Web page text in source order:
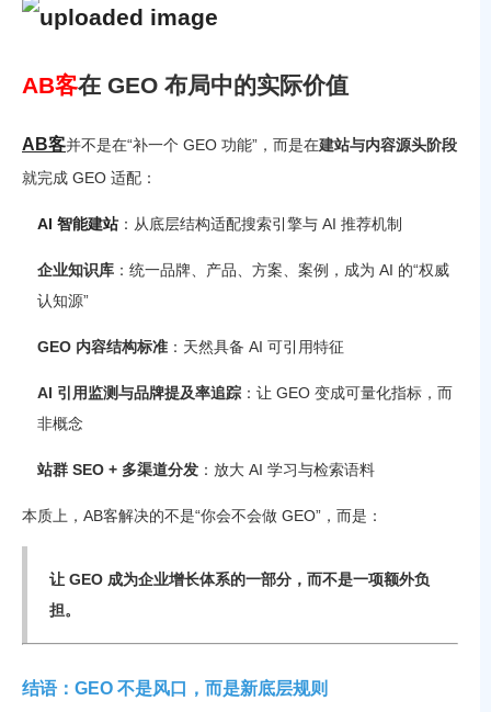
AB客在 GEO 布局中的实际价值
AB客并不是在“补一个 GEO 功能”，而是在建站与内容源头阶段
就完成 GEO 适配：
AI 智能建站 ：从底层结构适配搜索引擎与 AI 推荐机制
企业知识库 ：统一品牌、产品、方案、案例，成为 AI 的“权威
认知源”
GEO 内容结构标准 ：天然具备 AI 可引用特征
AI 引用监测与品牌提及率追踪 ：让 GEO 变成可量化指标，而
非概念
站群 SEO + 多渠道分发 ：放大 AI 学习与检索语料
本质上，AB客解决的不是“你会不会做 GEO”，而是：
让 GEO 成为企业增长体系的一部分，而不是一项额外负
担。
结语：GEO 不是风口，而是新底层规则